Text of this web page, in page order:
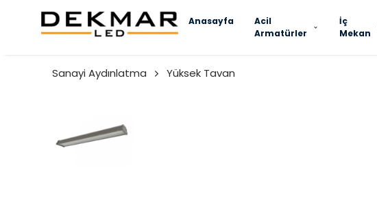
Anasayfa
Acil
Armatürler
İç
Mekan
Sanayi Aydınlatma Yüksek Tavan